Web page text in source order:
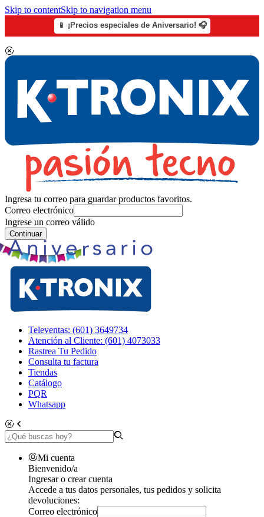
Skip to contentSkip to navigation menu
📱 ¡Precios especiales de Aniversario! 🎧
Ingresa tu correo para guardar productos favoritos.
Correo electrónico
Ingrese un correo válido
Continuar
Televentas: (601) 3649734
Atención al Cliente: (601) 4073033
Rastrea Tu Pedido
Consulta tu factura
Tiendas
Catálogo
PQR
Whatsapp
Mi cuenta
Bienvenido/a
Ingresar o crear cuenta
Accede a tus datos personales, tus pedidos y solicita
devoluciones:
Correo electrónico